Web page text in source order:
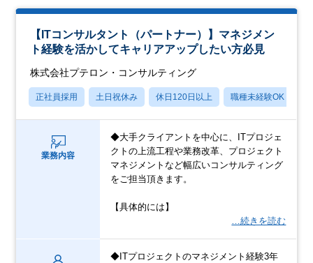
【ITコンサルタント（パートナー）】マネジメン
ト経験を活かしてキャリアアップしたい方必見
株式会社プテロン・コンサルティング
正社員採用 土日祝休み 休日120日以上 職種未経験OK
業務内容
◆大手クライアントを中心に、ITプロジェ
クトの上流工程や業務改革、プロジェクト
マネジメントなど幅広いコンサルティング
をご担当頂きます。
【具体的には】
…続きを読む
◆ITプロジェクトのマネジメント経験3年